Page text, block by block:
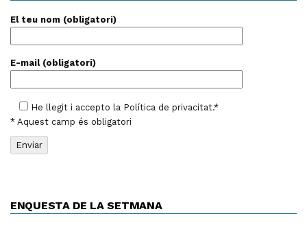
El teu nom (obligatori)
E-mail (obligatori)
He llegit i accepto la Política de privacitat.*
* Aquest camp és obligatori
ENQUESTA DE LA SETMANA